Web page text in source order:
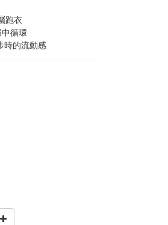
跑衣
循環
時的流動感